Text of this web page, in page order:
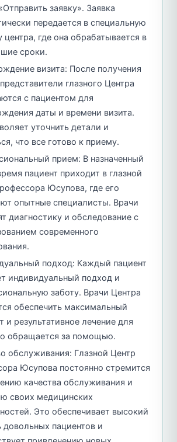
заявку». Заявка
передается в специальную
центра, где она обрабатывается в
сроки.
визита: После получения
глазного Центра
с пациентом для
даты и времени визита.
уточнить детали и
что все готово к приему.
прием: В назначенный
пациент приходит в глазной
Юсупова, где его
опытные специалисты. Врачи
диагностику и обследование с
современного
подход: Каждый пациент
индивидуальный подход и
заботу. Врачи Центра
обеспечить максимальный
и результативное лечение для
обращается за помощью.
обслуживания: Глазной Центр
Юсупова постоянно стремится
качества обслуживания и
своих медицинских
Это обеспечивает высокий
довольных пациентов и